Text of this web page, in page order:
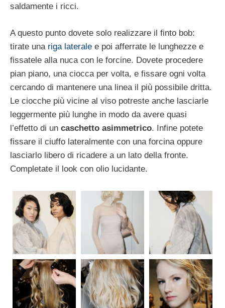
saldamente i ricci.
A questo punto dovete solo realizzare il finto bob:
tirate una riga laterale e poi afferrate le lunghezze e
fissatele alla nuca con le forcine. Dovete procedere
pian piano, una ciocca per volta, e fissare ogni volta
cercando di mantenere una linea il più possibile dritta.
Le ciocche più vicine al viso potreste anche lasciarle
leggermente più lunghe in modo da avere quasi
l’effetto di un caschetto asimmetrico. Infine potete
fissare il ciuffo lateralmente con una forcina oppure
lasciarlo libero di ricadere a un lato della fronte.
Completate il look con olio lucidante.